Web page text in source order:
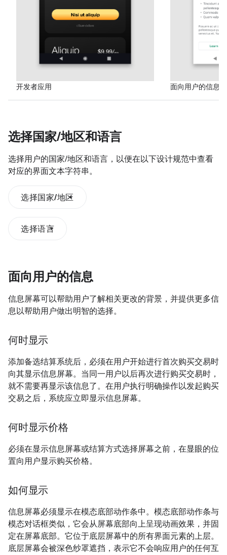
开发者应用 面向用户的信息
选择国家/地区和语言
选择用户的国家/地区和语言，以便在以下设计规范中查看
对应的界面文本字符串。
选择国家/地区
选择语言
面向用户的信息
信息屏幕可以帮助用户了解相关更改的背景，并提供更多信
息以帮助用户做出明智的选择。
何时显示
添加备选结算系统后，必须在用户开始进行首次购买交易时
向其显示信息屏幕。当同一用户以后再次进行购买交易时，
就不需要再显示该信息了。在用户执行明确操作以发起购买
交易之后，系统应立即显示信息屏幕。
何时显示价格
必须在显示信息屏幕或结算方式选择屏幕之前，在显眼的位
置向用户显示购买价格。
如何显示
信息屏幕必须显示在模态底部动作条中。模态底部动作条与
模态对话框类似，它会从屏幕底部向上呈现动画效果，并固
定在屏幕底部。它位于底层屏幕中的所有界面元素的上层。
底层屏幕会被深色纱罩遮挡，表示它不会响应用户的任何互